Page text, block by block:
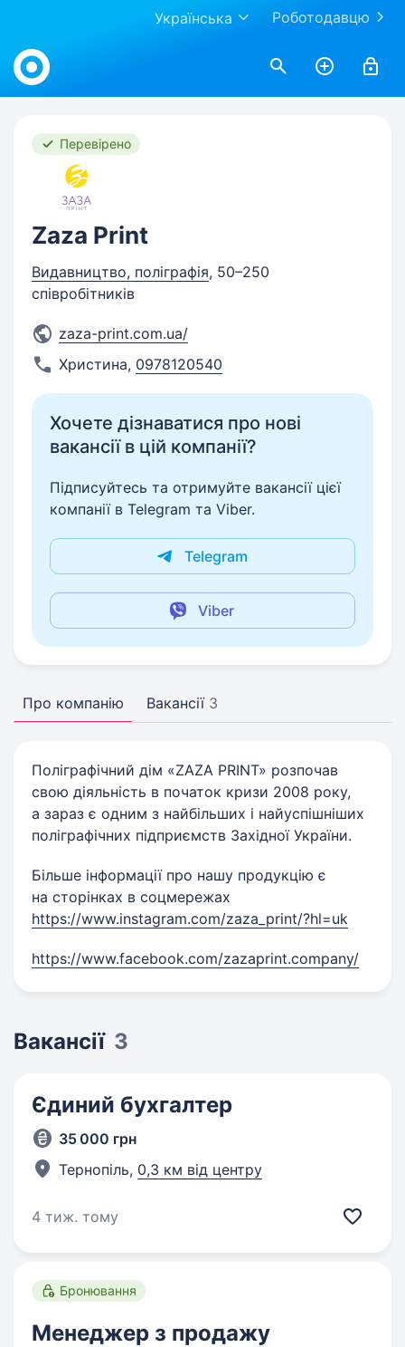
Роботодавцю
Українська
Work.ua
Перевірено
Zaza Print
Видавництво, поліграфія, 50–250
співробітників
zaza-print.com.ua/
Христина, 0978120540
Хочете дізнаватися про нові
вакансії в цій компанії?
Підписуйтесь та отримуйте вакансії цієї
компанії в Telegram та Viber.
Telegram
Viber
Про компанію Вакансії 3
Поліграфічний дім «ZAZA PRINT» розпочав
свою діяльність в початок кризи 2008 року,
а зараз є одним з найбільших і найуспішніших
поліграфічних підприємств Західної України.
Більше інформації про нашу продукцію є
на сторінках в соцмережах
https://www.instagram.com/zaza_print/?hl=uk
https://www.facebook.com/zazaprint.company/
Вакансії 3
Єдиний бухгалтер
35 000 грн
Тернопіль, 0,3 км від центру
4 тиж. тому
Бронювання
Менеджер з продажу